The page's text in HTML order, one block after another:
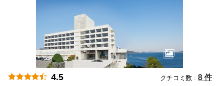
4.5 クチコミ数 : 8 件